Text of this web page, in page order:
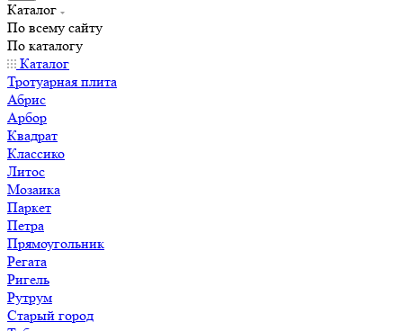
Каталог
По всему сайту
По каталогу
Каталог
Тротуарная плита
Абрис
Арбор
Квадрат
Классико
Литос
Мозаика
Паркет
Петра
Прямоугольник
Регата
Ригель
Рутрум
Старый город